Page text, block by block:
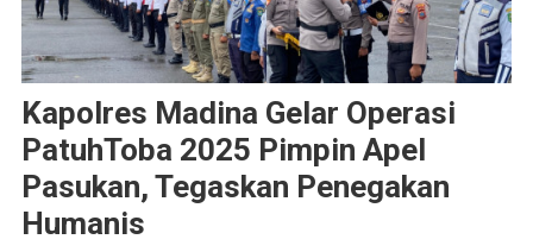
Kapolres Madina Gelar Operasi
PatuhToba 2025 Pimpin Apel
Pasukan, Tegaskan Penegakan
Humanis